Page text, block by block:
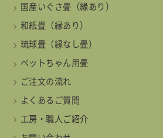
国産いぐさ畳（縁あり）
和紙畳（縁あり）
琉球畳（縁なし畳）
ペットちゃん用畳
ご注文の流れ
よくあるご質問
工房・職人ご紹介